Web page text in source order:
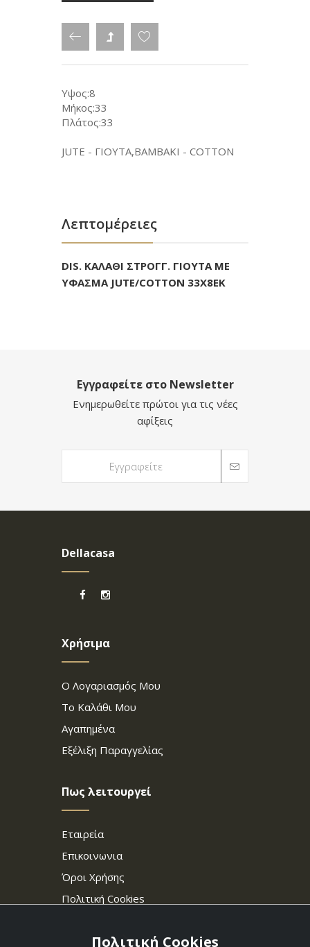
Υψος:8
Μήκος:33
Πλάτος:33
JUTE - ΓΙΟΥΤΑ,ΒΑΜΒΑΚΙ - COTTON
Λεπτομέρειες
DIS. ΚΑΛΑΘΙ ΣΤΡΟΓΓ. ΓΙΟΥΤΑ ΜΕ
ΥΦΑΣΜΑ JUTE/COTTON 33X8EK
Εγγραφείτε στο Newsletter
Ενημερωθείτε πρώτοι για τις νέες
αφίξεις
Dellacasa
Χρήσιμα
Ο Λογαριασμός Μου
Το Καλάθι Μου
Αγαπημένα
Εξέλιξη Παραγγελίας
Πως λειτουργεί
Εταιρεία
Επικοινωνια
Όροι Χρήσης
Πολιτική Cookies
Πολιτική Cookies